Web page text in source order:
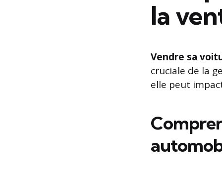
la
Vendre sa
cruciale de la
elle peut